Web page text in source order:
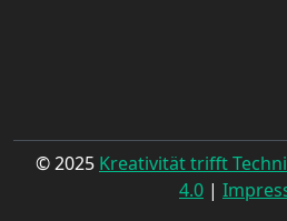
© 2025 Kreativität trifft
4.0 |